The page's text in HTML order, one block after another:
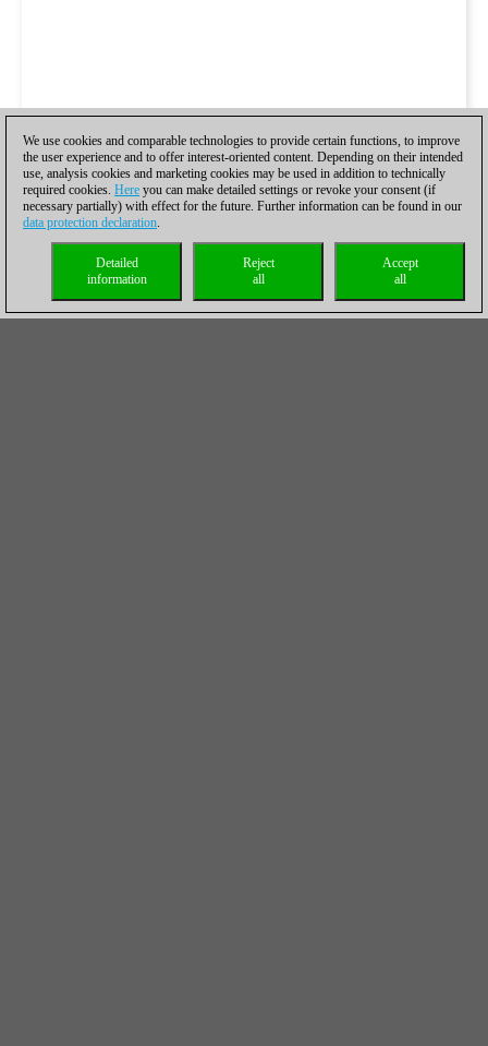
We use cookies and comparable technologies to provide certain functions, to improve
the user experience and to offer interest-oriented content. Depending on their intended
use, analysis cookies and marketing cookies may be used in addition to technically
required cookies. Here you can make detailed settings or revoke your consent (if
necessary partially) with effect for the future. Further information can be found in our
data protection declaration.
Accept
all
Reject
all
Detailed
information